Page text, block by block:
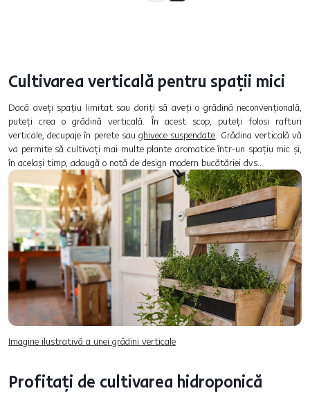
Cultivarea verticală pentru spații mici
Dacă aveți spațiu limitat sau doriți să aveți o grădină neconvențională,
puteți crea o grădină verticală. În acest scop, puteți folosi rafturi
verticale, decupaje în perete saughivece suspendate . Grădina verticală vă
va permite să cultivați mai multe plante aromatice într-un spațiu mic și,
în același timp, adaugă o notă de design modern bucătăriei dvs..
Imagine ilustrativă a unei grădini verticale
Profitați de cultivarea hidroponică